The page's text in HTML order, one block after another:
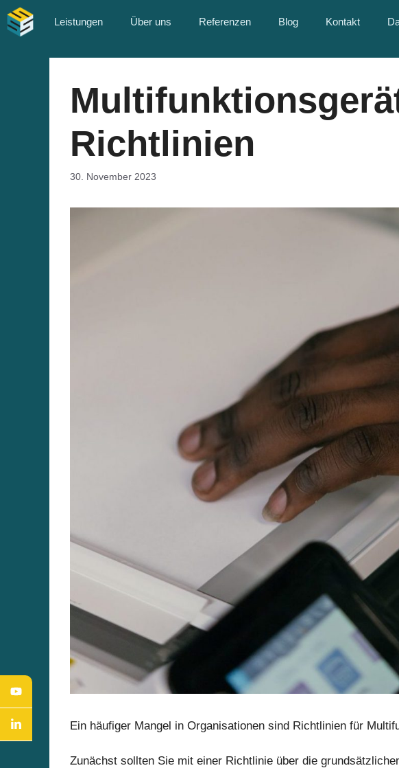
Zum
Inhalt
Leistungen Über uns Referenzen Blog Kontakt
Richtlinien
30. November 2023
Ein häufiger Mangel in Organisationen sind Richtlinien für
Zunächst sollten Sie mit einer Richtlinie über die